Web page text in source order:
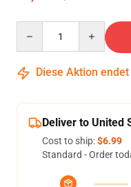
Diese Aktion endet
Deliver to United
Cost to ship:$6.99
Standard - Order